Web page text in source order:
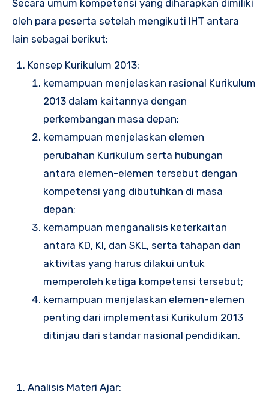
Secara umum kompetensi yang diharapkan dimiliki
oleh para peserta setelah mengikuti IHT antara
lain sebagai berikut:
Konsep Kurikulum 2013:
kemampuan menjelaskan rasional Kurikulum
2013 dalam kaitannya dengan
perkembangan masa depan;
kemampuan menjelaskan elemen
perubahan Kurikulum serta hubungan
antara elemen-elemen tersebut dengan
kompetensi yang dibutuhkan di masa
depan;
kemampuan menganalisis keterkaitan
antara KD, KI, dan SKL, serta tahapan dan
aktivitas yang harus dilakui untuk
memperoleh ketiga kompetensi tersebut;
kemampuan menjelaskan elemen-elemen
penting dari implementasi Kurikulum 2013
ditinjau dari standar nasional pendidikan.
Analisis Materi Ajar: